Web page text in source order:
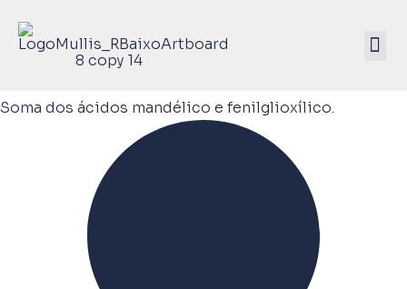
Soma dos ácidos mandélico e fenilglioxílico.